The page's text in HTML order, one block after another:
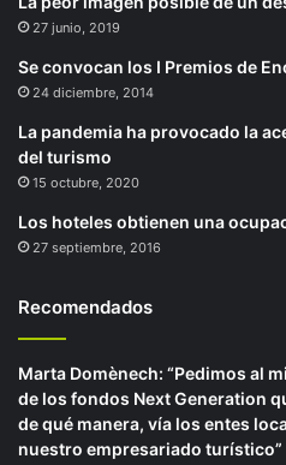
27 junio, 2019
Se convocan los I Premios de
24 diciembre, 2014
La pandemia ha provocado la
del turismo
15 octubre, 2020
Los hoteles obtienen una
27 septiembre, 2016
Recomendados
Marta Domènech: “Pedimos al
de los fondos Next Generation
de qué manera, vía los entes
nuestro empresariado turístico”